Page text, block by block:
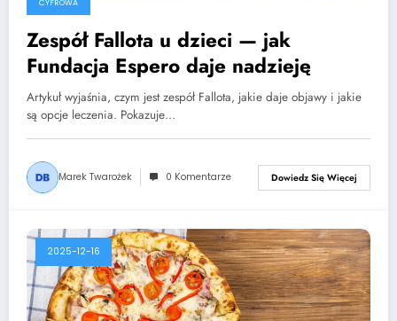
CYFROWA
Zespół Fallota u dzieci — jak
Fundacja Espero daje nadzieję
Artykuł wyjaśnia, czym jest zespół Fallota, jakie daje objawy i jakie
są opcje leczenia. Pokazuje…
Marek Twarożek 0 Komentarze Dowiedz Się Więcej
2025-12-16